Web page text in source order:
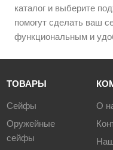
каталог и выберите
помогут сделать ваш
функциональным и
ТОВАРЫ
Сейфы
Оружейные
сейфы
О